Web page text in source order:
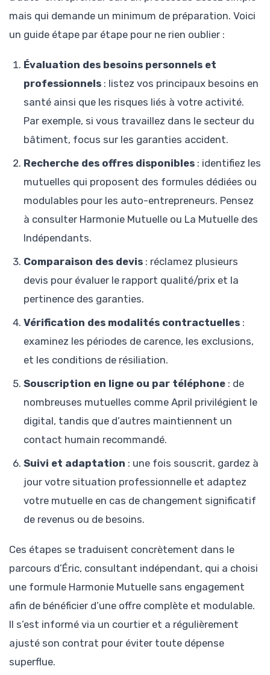
mais qui demande un minimum de préparation. Voici
un guide étape par étape pour ne rien oublier :
Évaluation des besoins personnels et
professionnels : listez vos principaux besoins en
santé ainsi que les risques liés à votre activité.
Par exemple, si vous travaillez dans le secteur du
bâtiment, focus sur les garanties accident.
Recherche des offres disponibles : identifiez les
mutuelles qui proposent des formules dédiées ou
modulables pour les auto-entrepreneurs. Pensez
à consulter Harmonie Mutuelle ou La Mutuelle des
Indépendants.
Comparaison des devis : réclamez plusieurs
devis pour évaluer le rapport qualité/prix et la
pertinence des garanties.
Vérification des modalités contractuelles :
examinez les périodes de carence, les exclusions,
et les conditions de résiliation.
Souscription en ligne ou par téléphone : de
nombreuses mutuelles comme April privilégient le
digital, tandis que d’autres maintiennent un
contact humain recommandé.
Suivi et adaptation : une fois souscrit, gardez à
jour votre situation professionnelle et adaptez
votre mutuelle en cas de changement significatif
de revenus ou de besoins.
Ces étapes se traduisent concrètement dans le
parcours d’Éric, consultant indépendant, qui a choisi
une formule Harmonie Mutuelle sans engagement
afin de bénéficier d’une offre complète et modulable.
Il s’est informé via un courtier et a régulièrement
ajusté son contrat pour éviter toute dépense
superflue.